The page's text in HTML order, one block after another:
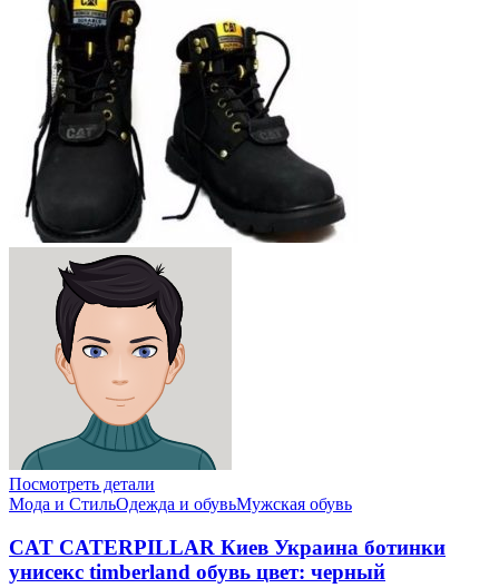
Посмотреть детали
Мода и СтильОдежда и обувьМужская обувь
CAT CATERPILLAR Киев Украина ботинки
унисекс timberland обувь цвет: черный